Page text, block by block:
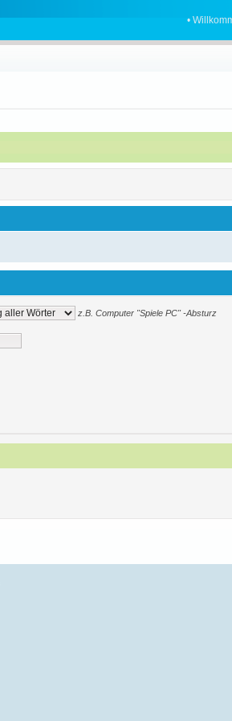
•
z.B. Computer "Spiele PC" -Absturz